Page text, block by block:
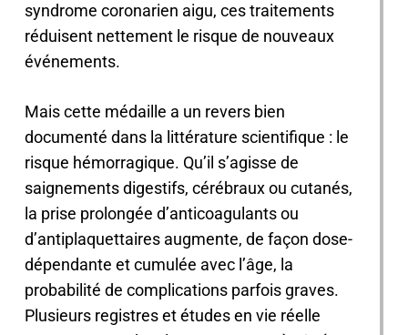
syndrome coronarien aigu, ces traitements
réduisent nettement le risque de nouveaux
événements.
Mais cette médaille a un revers bien
documenté dans la littérature scientifique : le
risque hémorragique. Qu’il s’agisse de
saignements digestifs, cérébraux ou cutanés,
la prise prolongée d’anticoagulants ou
d’antiplaquettaires augmente, de façon dose-
dépendante et cumulée avec l’âge, la
probabilité de complications parfois graves.
Plusieurs registres et études en vie réelle